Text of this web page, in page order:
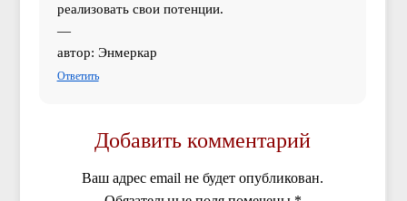
реализовать свои потенции.
—
автор: Энмеркар
Ответить
Добавить комментарий
Ваш адрес email не будет опубликован.